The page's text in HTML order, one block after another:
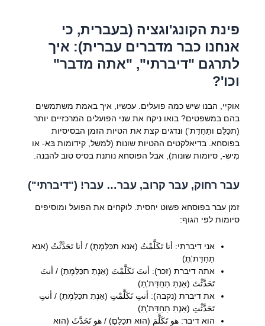
פינת הקונג'וגציה (בעברית, כי
אנחנו כבר מדברים עברית): איך
לתרגם "דיברתי", "אתה מדבר"
וכו'?
אוקיי, הבנו שיש כמה פועלים. עכשיו, איך באמת משתמשים
בהם במשפטים? בואו ניקח את שני הפועלים המרכזיים יותר
(תכַּלַּם ותַחַדַּת') ונדגים קצת את הטיות הזמן הבסיסיות
בפוסחא. בדיאלקטים ההטיות שונות (למשל, קידומות בּא- או
מִישְ-, סיומות שונות), אבל הפוסחא נותנת בסיס טוב להבנה.
עבר רחוק, עבר קרוב, עבר… עבר! ("דיברתי")
זמן עבר בפוסחא פשוט יחסית. לוקחים את הפועל ומוסיפים
סיומות לפי הגוף:
אני דיברתי: أنا تَكَلَّمْتُ (אנא תכַּלַּמְתֻ) / أنا تَحَدَّثْتُ (אנא
תַחַדַּת'ְתֻ)
אתה דיברת (זכר): أنتَ تَكَلَّمْتَ (אַנְתַ תכַּלַּמְתַ) / أنتَ
تَحَدَّثْتَ (אַנְתַ תַחַדַּת'ְתַ)
את דיברת (נקבה): أنتِ تَكَلَّمْتِ (אַנְתִ תכַּלַּמְתִ) / أنتِ
تَحَدَّثْتِ (אַנְתִ תַחַדַּת'ְתִ)
הוא דיבר: هو تَكَلَّمَ (הוּא תכַּלַּםַ) / هو تَحَدَّثَ (הוּא